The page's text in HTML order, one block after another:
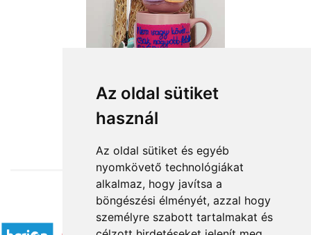
Az oldal sütiket
használ
Az oldal sütiket és egyéb
nyomkövető technológiákat
alkalmaz, hogy javítsa a
böngészési élményét, azzal hogy
személyre szabott tartalmakat és
from HUF10,400
Accepted payment methods